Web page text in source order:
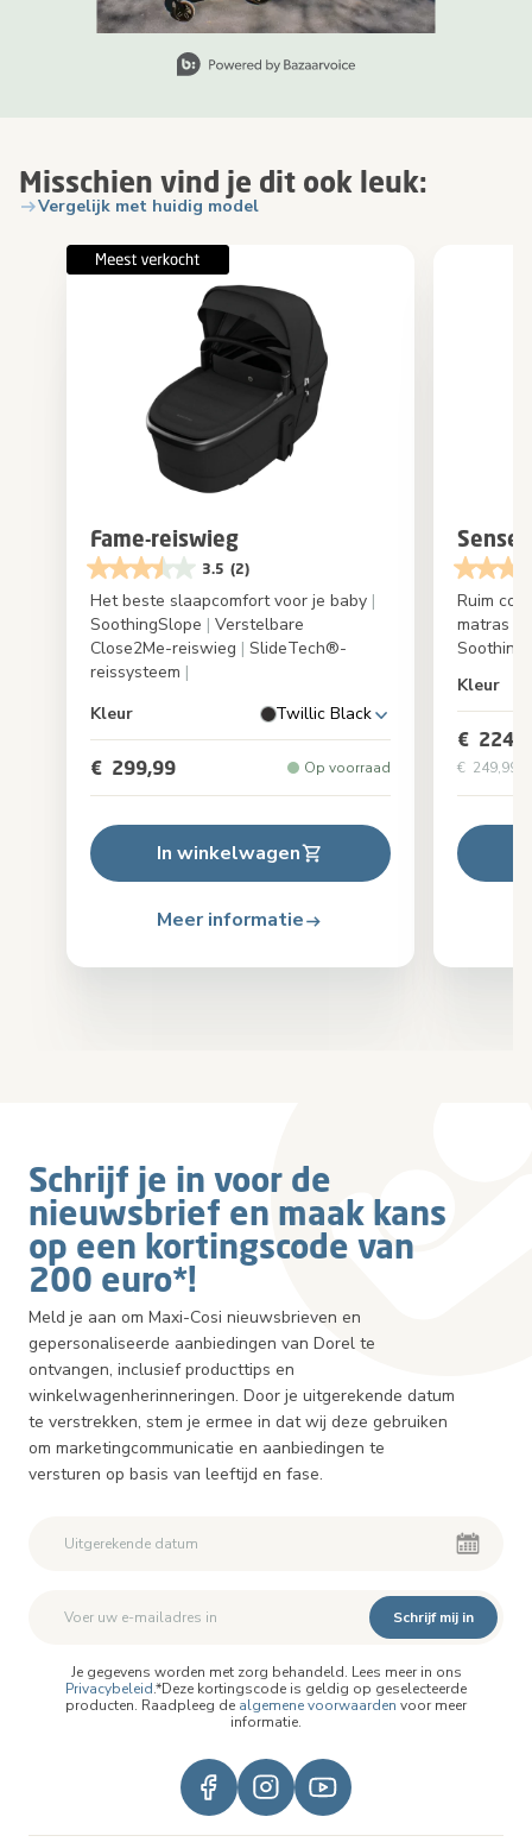
Misschien vind je dit ook leuk:
Vergelijk met huidig model
Fame-reiswieg
3.5 (2)
Het beste slaapcomfort voor je baby |
SoothingSlope | Verstelbare
Close2Me-reiswieg | SlideTech®-
reissysteem |
Kleur
Twillic Black
€ 299,99 Op voorraad
In winkelwagen
Meer informatie
Sense
Ruim
matras
Kleur
€
€ 249,99
Schrijf je in voor de
nieuwsbrief en maak kans
op een kortingscode van
200 euro*!
Meld je aan om Maxi-Cosi nieuwsbrieven en
gepersonaliseerde aanbiedingen van Dorel te
ontvangen, inclusief producttips en
winkelwagenherinneringen. Door je uitgerekende datum
te verstrekken, stem je ermee in dat wij deze gebruiken
om marketingcommunicatie en aanbiedingen te
versturen op basis van leeftijd en fase.
Schrijf mij in
Je gegevens worden met zorg behandeld. Lees meer in ons
Privacybeleid.*Deze kortingscode is geldig op geselecteerde
producten. Raadpleeg de algemene voorwaarden voor meer
informatie.